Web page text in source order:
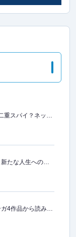
【VIVANT考察】太田梨歩は二重スパイ？ネットで囁かれる「裏の顔」の正体とは
山本里菜アナ、離婚を発表。新たな人生への前向きな決断とは
戦争の記憶を次世代へ―マンガ4作品から読み解く「原爆の日」の教訓